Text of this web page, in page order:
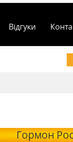
Відгуки
Гормон